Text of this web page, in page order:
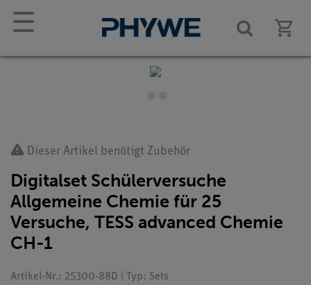
☰
Dieser Artikel benötigt Zubehör
Digitalset Schülerversuche
Allgemeine Chemie für 25
Versuche, TESS advanced Chemie
CH-1
Artikel-Nr.: 25300-88D | Typ: Sets